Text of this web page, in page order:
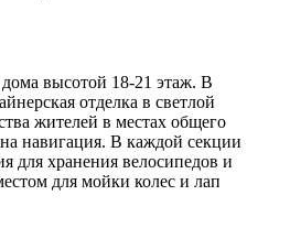
высотой 18-21 этаж. В
отделка в светлой
жителей в местах общего
навигация. В каждой секции
для хранения велосипедов и
для мойки колес и лап